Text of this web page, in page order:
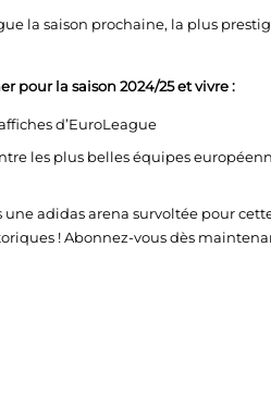
la saison prochaine, la plus
pour la saison 2024/25 et vivre :
d’EuroLeague
les plus belles équipes
adidas arena survoltée pour
! Abonnez-vous dès